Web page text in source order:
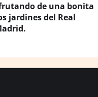
de una bonita
jardines del Real